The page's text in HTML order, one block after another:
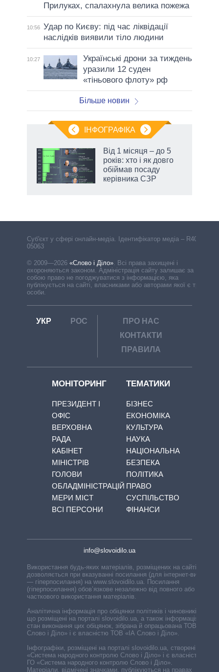
Прилуках, спалахнула велика пожежа
10:56 Удар по Києву: під час ліквідації
наслідків виявили тіло людини
10:27
Українські дрони за тиждень
уразили 12 суден
«тіньового флоту» рф
Більше новин
ІНФОГРАФІКА
Від 1 місяця – до 5
років: хто і як довго
обіймав посаду
керівника СЗР
Cуб'єкт у сфері онлайн-медіа. Ідентифікатор медіа – R40-
05063
© 2009—2026 «Слово і Діло»
Всі права захищені і
охороняються законом. Адміністрація сайту залишає за
собою право не погоджуватися з інформацією, яка
публікується на сайті, власниками або авторами якої є треті
особи.
УКР РОС
ПРО НАС
КОНТАКТИ
ПРАВИЛА
МОНІТОРИНГ
ПРЕЗИДЕНТ І
ОФІС
ВЕРХОВНА
РАДА
КАБІНЕТ
МІНІСТРІВ
ГОЛОВИ
ОБЛАДМІНІСТРАЦІЙ
МЕРИ МІСТ
ВСІ ПЕРСОНИ
ТЕМАТИКИ
БІЗНЕС
ЕКОНОМІКА
КУЛЬТУРА
НАУКА
НАЦІОНАЛЬНА
БЕЗПЕКА
ПОЛІТИКА
ПРАВО
СУСПІЛЬСТВО
ФІНАНСИ
info@slovoidilo.ua
Використання будь-яких матеріалів, розміщених на сайті,
дозволяється при вказуванні посилання (для інтернет-видань
— гіперпосилання) на www.slovoidilo.ua. Посилання
(гіперпосилання) обов’язкове незалежно від повного або
часткового використання матеріалів.
Аналітична інформація про обіцянки політиків і чиновників,
що розміщені на порталі slovoidilo.ua, а також інформація про
стан виконання цих обіцянок, зібрана й опрацьована ТОВ «ІА
Слово і Діло» і є власністю ТОВ «ІА Слово і Діло».
Інфографіки, розміщені на порталі slovoidilo.ua, створені ГО
«Система народного контролю Слово і Діло» і є власністю
ГО «Система народного контролю Слово і Діло».
Матеріали, відмічені значками, публікуються на правах